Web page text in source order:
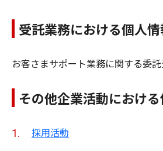
受託業務における個人
お客さまサポート業務に関する委
その他企業活動におけ
採用活動